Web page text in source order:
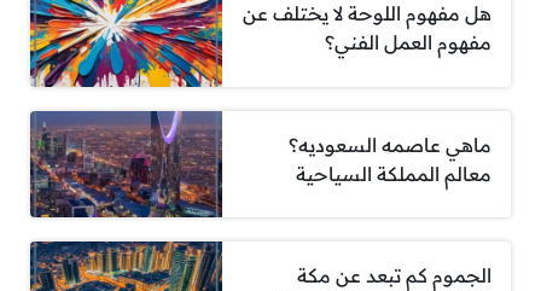
هل مفهوم اللوحة لا يختلف عن
مفهوم العمل الفني؟
ماهي عاصمه السعوديه؟
معالم المملكة السياحية
الجموم كم تبعد عن مكة